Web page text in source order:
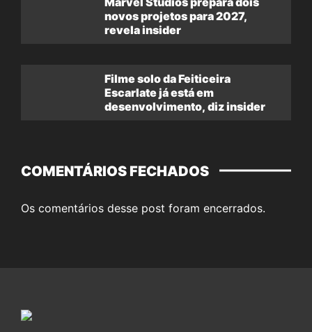
novos projetos para 2027,
revela insider
Filme solo da Feiticeira
Escarlate já está em
desenvolvimento, diz insider
COMENTÁRIOS FECHADOS
Os comentários desse post foram encerrados.